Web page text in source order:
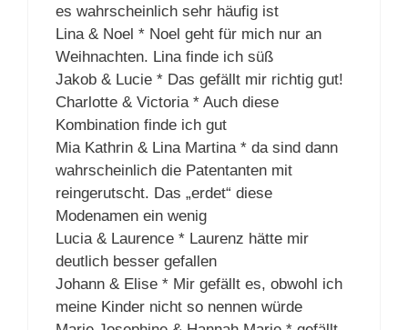
es wahrscheinlich sehr häufig ist
Lina & Noel * Noel geht für mich nur an
Weihnachten. Lina finde ich süß
Jakob & Lucie * Das gefällt mir richtig gut!
Charlotte & Victoria * Auch diese
Kombination finde ich gut
Mia Kathrin & Lina Martina * da sind dann
wahrscheinlich die Patentanten mit
reingerutscht. Das „erdet“ diese
Modenamen ein wenig
Lucia & Laurence * Laurenz hätte mir
deutlich besser gefallen
Johann & Elise * Mir gefällt es, obwohl ich
meine Kinder nicht so nennen würde